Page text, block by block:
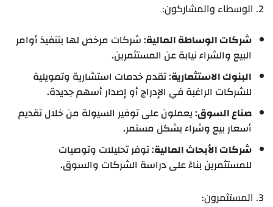
2. الوسطاء والمشاركون:
شركات الوساطة المالية: شركات مرخص لها بتنفيذ أوامر
البيع والشراء نيابة عن المستثمرين.
البنوك الاستثمارية: تقدم خدمات استشارية وتمويلية
للشركات الراغبة في الإدراج أو إصدار أسهم جديدة.
صناع السوق: يعملون على توفير السيولة من خلال تقديم
أسعار بيع وشراء بشكل مستمر.
شركات الأبحاث المالية: توفر تحليلات وتوصيات
للمستثمرين بناءً على دراسة الشركات والسوق.
3. المستثمرون: